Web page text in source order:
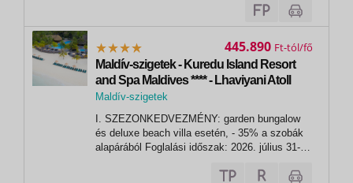
esetén - 25% az alapárábólFoglalási időszak:
2026. szeptember 30-igUtazási időszak: 2026.
Maldív-szigetek - Kuredu Island Resort
and Spa Maldives **** - Lhaviyani Atoll
Maldív-szigetek
I. SZEZONKEDVEZMÉNY: garden bungalow
és deluxe beach villa esetén, - 35% a szobák
alapárából Foglalási időszak: 2026. július 31-
26. - A kedvezmény a pótágy árából is
445.890 Ft